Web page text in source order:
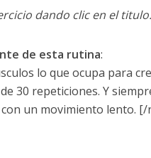
dando clic en el titulo.
de esta rutina:
lo que ocupa para
30 repeticiones. Y
un movimiento lento.